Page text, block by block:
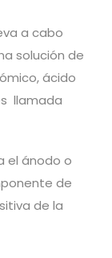
a cabo
solución de
ácido
llamada
el ánodo o
de
de la